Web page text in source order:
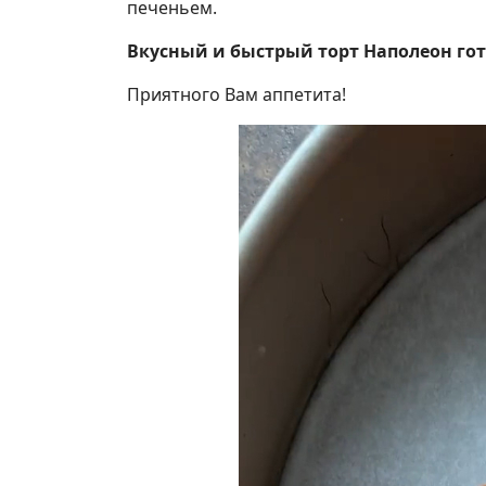
печеньем.
Вкусный и быстрый торт Наполеон
Приятного Вам аппетита!